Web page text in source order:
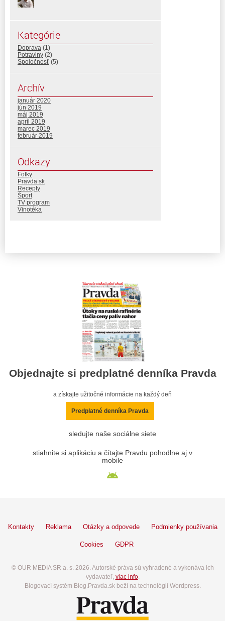
Kategórie
Doprava (1)
Potraviny (2)
Spoločnosť (5)
Archív
január 2020
jún 2019
máj 2019
apríl 2019
marec 2019
február 2019
Odkazy
Fotky
Pravda.sk
Recepty
Šport
TV program
Vinotéka
Objednajte si predplatné denníka Pravda
a získajte užitočné informácie na každý deň
Predplatné denníka Pravda
sledujte naše sociálne siete
stiahnite si aplikáciu a čítajte Pravdu pohodlne aj v
mobile
Kontakty Reklama Otázky a odpovede Podmienky používania
Cookies GDPR
© OUR MEDIA SR a. s. 2026. Autorské práva sú vyhradené a vykonáva ich
vydavateľ, viac info.
Blogovací systém Blog.Pravda.sk beží na technológií Wordpress.